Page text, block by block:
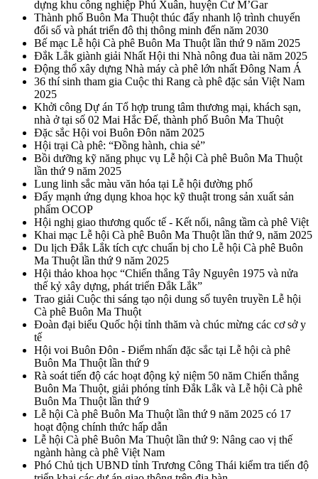
dựng khu công nghiệp Phú Xuân, huyện Cư M’Gar
Thành phố Buôn Ma Thuột thúc đẩy nhanh lộ trình chuyển
đổi số và phát triển đô thị thông minh đến năm 2030
Bế mạc Lễ hội Cà phê Buôn Ma Thuột lần thứ 9 năm 2025
Đắk Lắk giành giải Nhất Hội thi Nhà nông đua tài năm 2025
Động thổ xây dựng Nhà máy cà phê lớn nhất Đông Nam Á
36 thí sinh tham gia Cuộc thi Rang cà phê đặc sản Việt Nam
2025
Khởi công Dự án Tổ hợp trung tâm thương mại, khách sạn,
nhà ở tại số 02 Mai Hắc Đế, thành phố Buôn Ma Thuột
Đặc sắc Hội voi Buôn Đôn năm 2025
Hội trại Cà phê: “Đồng hành, chia sẻ”
Bồi dưỡng kỹ năng phục vụ Lễ hội Cà phê Buôn Ma Thuột
lần thứ 9 năm 2025
Lung linh sắc màu văn hóa tại Lễ hội đường phố
Đẩy mạnh ứng dụng khoa học kỹ thuật trong sản xuất sản
phẩm OCOP
Hội nghị giao thương quốc tế - Kết nối, nâng tầm cà phê Việt
Khai mạc Lễ hội Cà phê Buôn Ma Thuột lần thứ 9, năm 2025
Du lịch Đắk Lắk tích cực chuẩn bị cho Lễ hội Cà phê Buôn
Ma Thuột lần thứ 9 năm 2025
Hội thảo khoa học “Chiến thắng Tây Nguyên 1975 và nửa
thế kỷ xây dựng, phát triển Đắk Lắk”
Trao giải Cuộc thi sáng tạo nội dung số tuyên truyền Lễ hội
Cà phê Buôn Ma Thuột
Đoàn đại biểu Quốc hội tỉnh thăm và chúc mừng các cơ sở y
tế
Hội voi Buôn Đôn - Điểm nhấn đặc sắc tại Lễ hội cà phê
Buôn Ma Thuột lần thứ 9
Rà soát tiến độ các hoạt động kỷ niệm 50 năm Chiến thắng
Buôn Ma Thuột, giải phóng tỉnh Đắk Lắk và Lễ hội Cà phê
Buôn Ma Thuột lần thứ 9
Lễ hội Cà phê Buôn Ma Thuột lần thứ 9 năm 2025 có 17
hoạt động chính thức hấp dẫn
Lễ hội Cà phê Buôn Ma Thuột lần thứ 9: Nâng cao vị thế
ngành hàng cà phê Việt Nam
Phó Chủ tịch UBND tỉnh Trương Công Thái kiểm tra tiến độ